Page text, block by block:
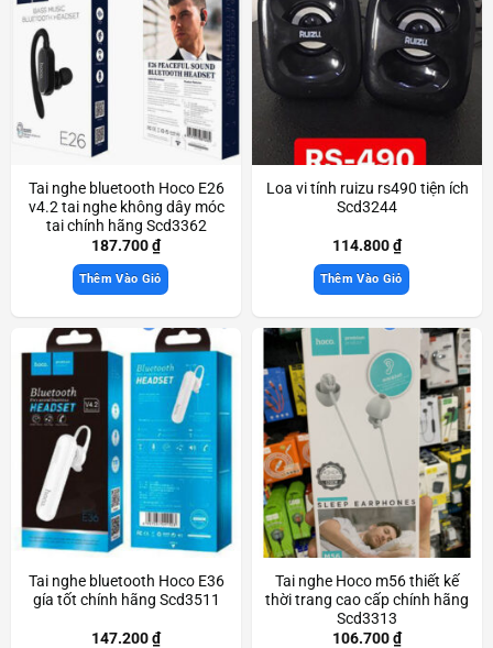
Tai nghe bluetooth Hoco E26
v4.2 tai nghe không dây móc
tai chính hãng Scd3362
187.700₫
Thêm Vào Giỏ
Loa vi tính ruizu rs490 tiện ích
Scd3244
114.800₫
Thêm Vào Giỏ
Tai nghe bluetooth Hoco E36
gía tốt chính hãng Scd3511
147.200₫
Tai nghe Hoco m56 thiết kế
thời trang cao cấp chính hãng
Scd3313
106.700₫